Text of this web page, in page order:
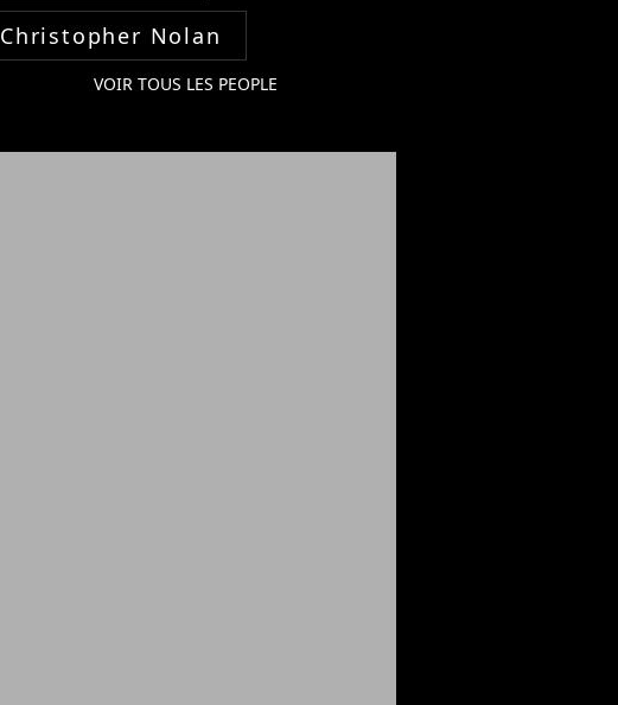
Christopher Nolan
VOIR TOUS LES PEOPLE